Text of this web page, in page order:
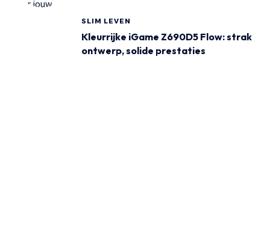
SLIM LEVEN
Kleurrijke iGame Z690D5 Flow: strak
ontwerp, solide prestaties